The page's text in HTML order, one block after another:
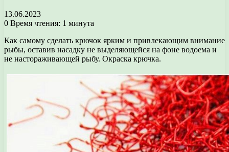
13.06.2023
0 Время чтения: 1 минута
Как самому сделать крючок ярким и привлекающим внимание
рыбы, оставив насадку не выделяющейся на фоне водоема и
не настораживающей рыбу. Окраска крючка.